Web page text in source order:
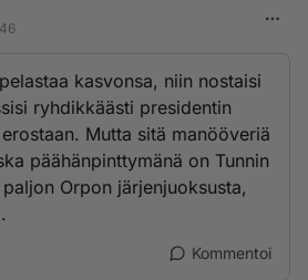
kasvonsa, niin nostaisi
ryhdikkäästi presidentin
Mutta sitä manööveriä
päähänpinttymänä on Tunnin
Orpon järjenjuoksusta,
Kommentoi